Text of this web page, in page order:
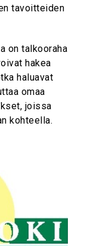
tavoitteiden
on talkooraha
hakea
haluavat
omaa
joissa
kohteella.